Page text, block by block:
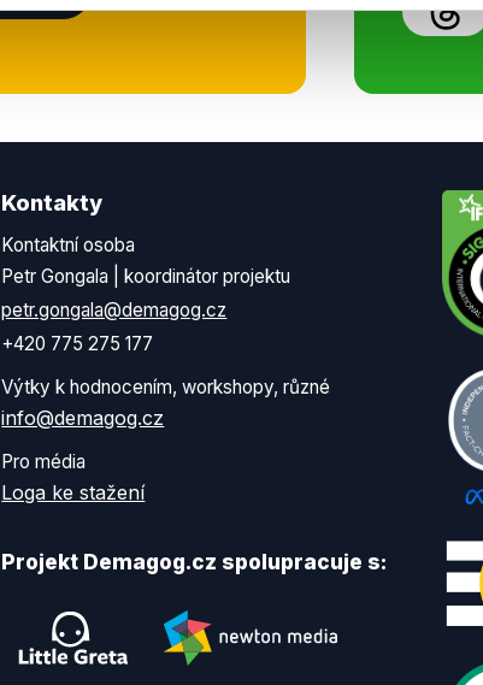
Kontakty
Kontaktní osoba
Petr Gongala | koordinátor projektu
petr.gongala@demagog.cz
+420 775 275 177
Výtky k hodnocením, workshopy, různé
info@demagog.cz
Pro média
Loga ke stažení
Projekt Demagog.cz spolupracuje s: